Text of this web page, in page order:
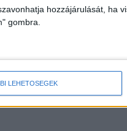
hozzájárulását, ha
gombra.
LEHETŐSÉGEK